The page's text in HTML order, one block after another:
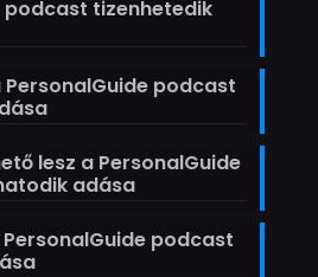
podcast tizenhetedik
podcast
lesz a PersonalGuide
adása
podcast